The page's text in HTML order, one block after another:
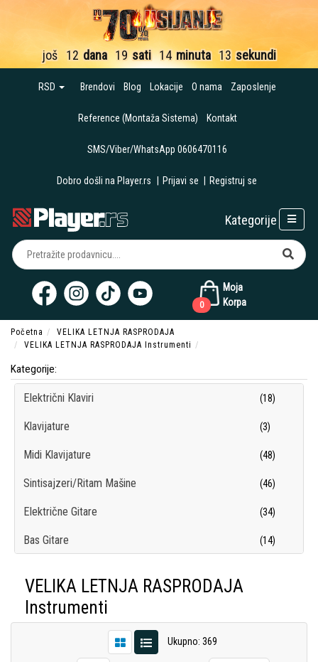
još 12 dana 19 sati 14 minuta 12 sekundi
RSD Brendovi Blog Lokacije O nama Zaposlenje
Reference (Montaža Sistema) Kontakt
SMS/Viber/WhatsApp 0606470116
Dobro došli na Player.rs Prijavi se Registruj se
Moja
Korpa
0
Kategorije
Početna
VELIKA LETNJA RASPRODAJA
VELIKA LETNJA RASPRODAJA Instrumenti
Kategorije:
Električni Klaviri (18)
Klavijature (3)
Midi Klavijature (48)
Sintisajzeri/Ritam Mašine (46)
Električne Gitare (34)
Bas Gitare (14)
Gitarska i Bas Pojačala
Gitarski i Bas Kabineti (32)
Instrumenti Oprema
VELIKA LETNJA RASPRODAJA
Instrumenti
Ukupno: 369